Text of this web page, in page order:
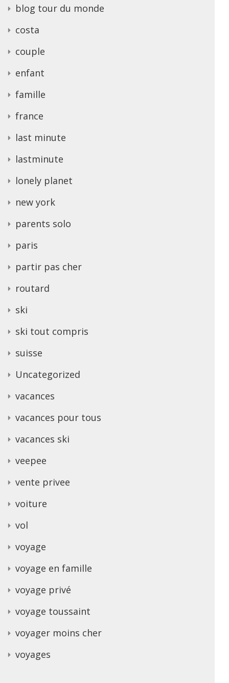
blog tour du monde
costa
couple
enfant
famille
france
last minute
lastminute
lonely planet
new york
parents solo
paris
partir pas cher
routard
ski
ski tout compris
suisse
Uncategorized
vacances
vacances pour tous
vacances ski
veepee
vente privee
voiture
vol
voyage
voyage en famille
voyage privé
voyage toussaint
voyager moins cher
voyages